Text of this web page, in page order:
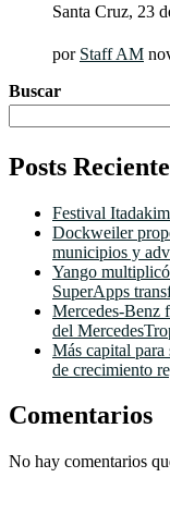
Santa Cruz, 23
por Staff AM
Buscar
Posts
Festival
Dockweiler
municipios y
Yango
SuperApps
Mercedes-Benz
del
Más capital para
de crecimiento
Comentarios
No hay comentarios